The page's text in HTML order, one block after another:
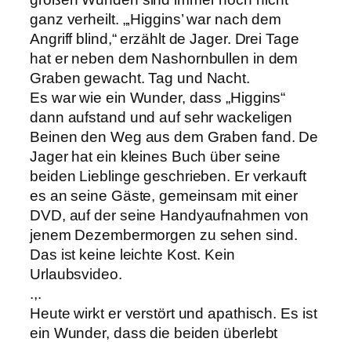
ganz verheilt. „‚Higgins’ war nach dem
Angriff blind,“ erzählt de Jager. Drei Tage
hat er neben dem Nashornbullen in dem
Graben gewacht. Tag und Nacht.
Es war wie ein Wunder, dass „Higgins“
dann aufstand und auf sehr wackeligen
Beinen den Weg aus dem Graben fand. De
Jager hat ein kleines Buch über seine
beiden Lieblinge geschrieben. Er verkauft
es an seine Gäste, gemeinsam mit einer
DVD, auf der seine Handyaufnahmen von
jenem Dezembermorgen zu sehen sind.
Das ist keine leichte Kost. Kein
Urlaubsvideo.
.,.
Heute wirkt er verstört und apathisch. Es ist
ein Wunder, dass die beiden überlebt